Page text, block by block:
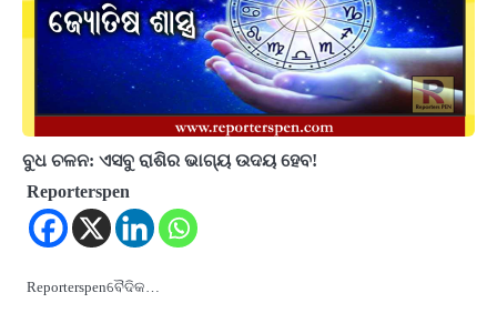
ବୁଧ ଚଳନ: ଏସବୁ ରାଶିର ଭାଗ୍ୟ ଉଦୟ ହେବ!
Reporterspen
Reporterspenବୈଦିକ…